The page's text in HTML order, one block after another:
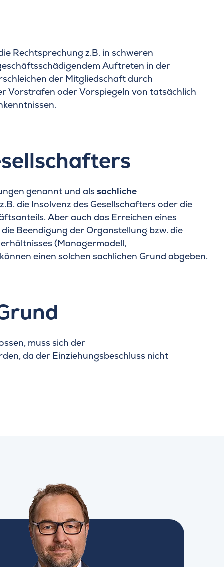
Rechtsprechung z.B. in schweren
Auftreten in der
der Mitgliedschaft durch
Vorstrafen oder Vorspiegeln von tatsächlich
genannt und alssachliche
die Insolvenz des Gesellschafters oder die
Aber auch das Erreichen eines
Beendigung der Organstellung bzw. die
(Managermodell,
einen solchen sachlichen Grund abgeben.
muss sich der
da der Einziehungsbeschluss nicht